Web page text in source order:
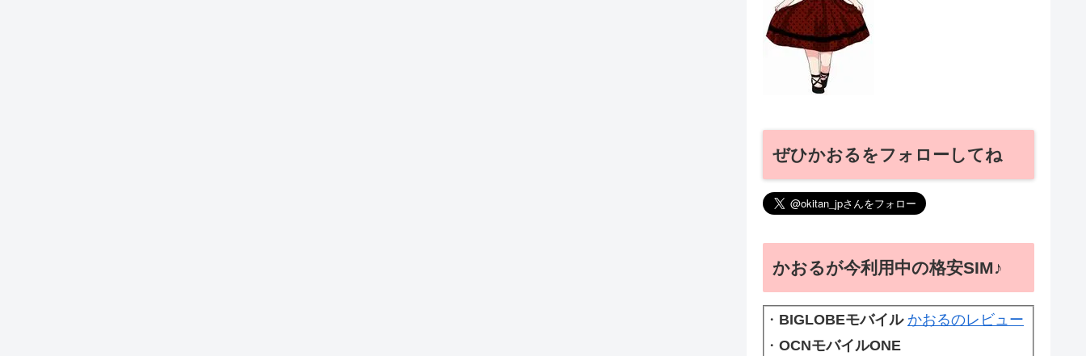
ぜひかおるをフォローしてね
かおるが今利用中の格安SIM♪
・ BIGLOBEモバイル かおるのレビュー
・ OCNモバイルONE